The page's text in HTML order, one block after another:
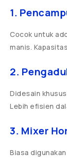
1.
Cocok untuk
manis.
2.
Didesain
Lebih efisien
3. Mixer
Biasa